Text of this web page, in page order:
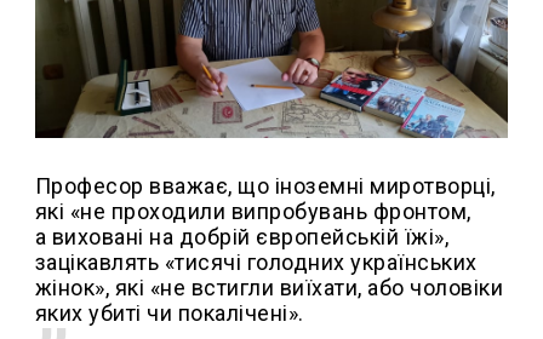
Професор вважає, що іноземні миротворці,
які «не проходили випробувань фронтом,
а виховані на добрій європейській їжі»,
зацікавлять «тисячі голодних українських
жінок», які «не встигли виїхати, або чоловіки
яких убиті чи покалічені».